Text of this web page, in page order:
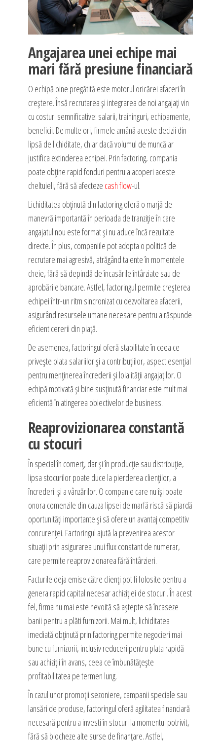
Angajarea unei echipe mai
mari fără presiune financiară
O echipă bine pregătită este motorul oricărei afaceri în
creștere. Însă recrutarea și integrarea de noi angajați vin
cu costuri semnificative: salarii, traininguri, echipamente,
beneficii. De multe ori, firmele amână aceste decizii din
lipsă de lichiditate, chiar dacă volumul de muncă ar
justifica extinderea echipei. Prin factoring, compania
poate obține rapid fonduri pentru a acoperi aceste
cheltuieli, fără să afecteze cash flow-ul.
Lichiditatea obținută din factoring oferă o marjă de
manevră importantă în perioada de tranziție în care
angajatul nou este format și nu aduce încă rezultate
directe. În plus, companiile pot adopta o politică de
recrutare mai agresivă, atrăgând talente în momentele
cheie, fără să depindă de încasările întârziate sau de
aprobările bancare. Astfel, factoringul permite creșterea
echipei într-un ritm sincronizat cu dezvoltarea afacerii,
asigurând resursele umane necesare pentru a răspunde
eficient cererii din piață.
De asemenea, factoringul oferă stabilitate în ceea ce
privește plata salariilor și a contribuțiilor, aspect esențial
pentru menținerea încrederii și loialității angajaților. O
echipă motivată și bine susținută financiar este mult mai
eficientă în atingerea obiectivelor de business.
Reaprovizionarea constantă
cu stocuri
În special în comerț, dar și în producție sau distribuție,
lipsa stocurilor poate duce la pierderea clienților, a
încrederii și a vânzărilor. O companie care nu își poate
onora comenzile din cauza lipsei de marfă riscă să piardă
oportunități importante și să ofere un avantaj competitiv
concurenței. Factoringul ajută la prevenirea acestor
situații prin asigurarea unui flux constant de numerar,
care permite reaprovizionarea fără întârzieri.
Facturile deja emise către clienți pot fi folosite pentru a
genera rapid capital necesar achiziției de stocuri. În acest
fel, firma nu mai este nevoită să aștepte să încaseze
banii pentru a plăti furnizorii. Mai mult, lichiditatea
imediată obținută prin factoring permite negocieri mai
bune cu furnizorii, inclusiv reduceri pentru plata rapidă
sau achiziții în avans, ceea ce îmbunătățește
profitabilitatea pe termen lung.
În cazul unor promoții sezoniere, campanii speciale sau
lansări de produse, factoringul oferă agilitatea financiară
necesară pentru a investi în stocuri la momentul potrivit,
fără să blocheze alte surse de finanțare. Astfel,